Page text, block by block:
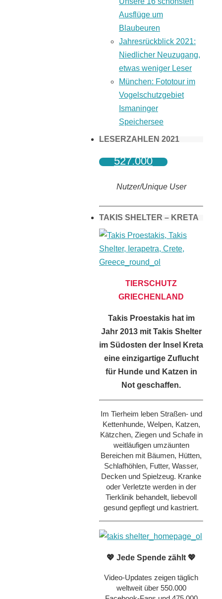
Ausflüge um
Blaubeuren
Jahresrückblick 2021:
Niedlicher Neuzugang,
etwas weniger Leser
München: Fototour im
Vogelschutzgebiet
Ismaninger
Speichersee
LESERZAHLEN 2021
527.000
Nutzer/Unique User
TAKIS SHELTER – KRETA
TIERSCHUTZ
GRIECHENLAND
Takis Proestakis hat im
Jahr 2013 mit Takis Shelter
im Südosten der Insel Kreta
eine einzigartige Zuflucht
für Hunde und Katzen in
Not geschaffen.
Im Tierheim leben Straßen- und
Kettenhunde, Welpen, Katzen,
Kätzchen, Ziegen und Schafe in
weitläufigen umzäunten
Bereichen mit Bäumen, Hütten,
Schlafhöhlen, Futter, Wasser,
Decken und Spielzeug. Kranke
oder Verletzte werden in der
Tierklinik behandelt, liebevoll
gesund gepflegt und kastriert.
💖 Jede Spende zählt 💖
Video-Updates zeigen täglich
weltweit über 550.000